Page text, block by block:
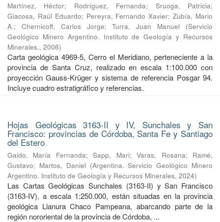
Martínez, Héctor; Rodríguez, Fernanda; Sruoga, Patricia;
Giacosa, Raúl Eduardo; Pereyra, Fernando Xavier;Zubía, Mario
A.; Chernicoff, Carlos Jorge;Turra, Juan Manuel (Servicio
Geológico Minero Argentino. Instituto de Geología y Recursos
Minerales., 2006)
Carta geológica 4969-5, Cerro el Meridiano, perteneciente a la
provincia de Santa Cruz, realizado en escala 1:100.000 con
proyección Gauss-Krüger y sistema de referencia Posgar 94.
Incluye cuadro estratigráfico y referencias.
Hojas Geológicas 3163-II y IV, Sunchales y San
Francisco: provincias de Córdoba, Santa Fe y Santiago
del Estero
Gaido, María Fernanda;Sapp, Mari;Varas, Rosana; Ramé,
Gustavo; Martos, Daniel (Argentina. Servicio Geológico Minero
Argentino. Instituto de Geología y Recursos Minerales, 2024)
Las Cartas Geológicas Sunchales (3163-II) y San Francisco
(3163-IV), a escala 1:250.000, están situadas en la provincia
geológica Llanura Chaco Pampeana, abarcando parte de la
región nororiental de la provincia de Córdoba, ...